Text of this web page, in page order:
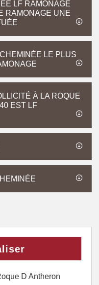
LF RAMONAGE
RAMONAGE UNE
LE PLUS
À LA ROQUE
EST LF
D Antheron